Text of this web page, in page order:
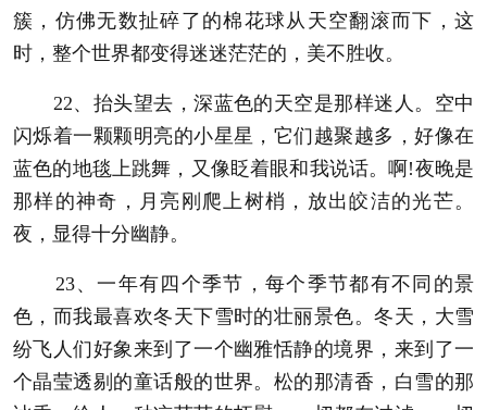
簇，仿佛无数扯碎了的棉花球从天空翻滚而下，这
时，整个世界都变得迷迷茫茫的，美不胜收。
22、抬头望去，深蓝色的天空是那样迷人。空中
闪烁着一颗颗明亮的小星星，它们越聚越多，好像在
蓝色的地毯上跳舞，又像眨着眼和我说话。啊!夜晚是
那样的神奇，月亮刚爬上树梢，放出皎洁的光芒。
夜，显得十分幽静。
23、一年有四个季节，每个季节都有不同的景
色，而我最喜欢冬天下雪时的壮丽景色。冬天，大雪
纷飞人们好象来到了一个幽雅恬静的境界，来到了一
个晶莹透剔的童话般的世界。松的那清香，白雪的那